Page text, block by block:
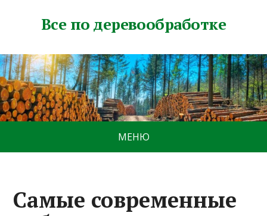
Все по деревообработке
МЕНЮ
Самые современные